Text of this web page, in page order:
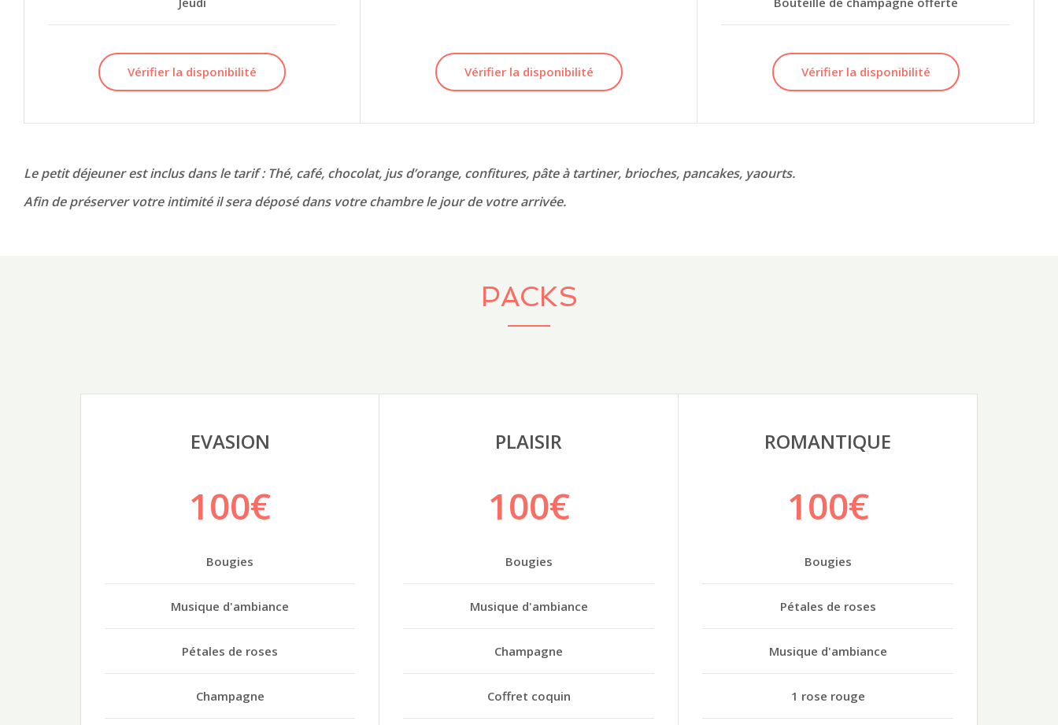
Vérifier la disponibilité Vérifier la disponibilité Vérifier la disponibilité
Le petit déjeuner est inclus dans le tarif : Thé, café, chocolat, jus d’orange, confitures, pâte à tartiner, brioches, pancakes, yaourts.
Afin de préserver votre intimité il sera déposé dans votre chambre le jour de votre arrivée.
PACKS
EVASION
100€
Bougies
Musique d'ambiance
Pétales de roses
Champagne
PLAISIR
100€
Bougies
Musique d'ambiance
Champagne
Coffret coquin
ROMANTIQUE
100€
Bougies
Pétales de roses
Musique d'ambiance
1 rose rouge